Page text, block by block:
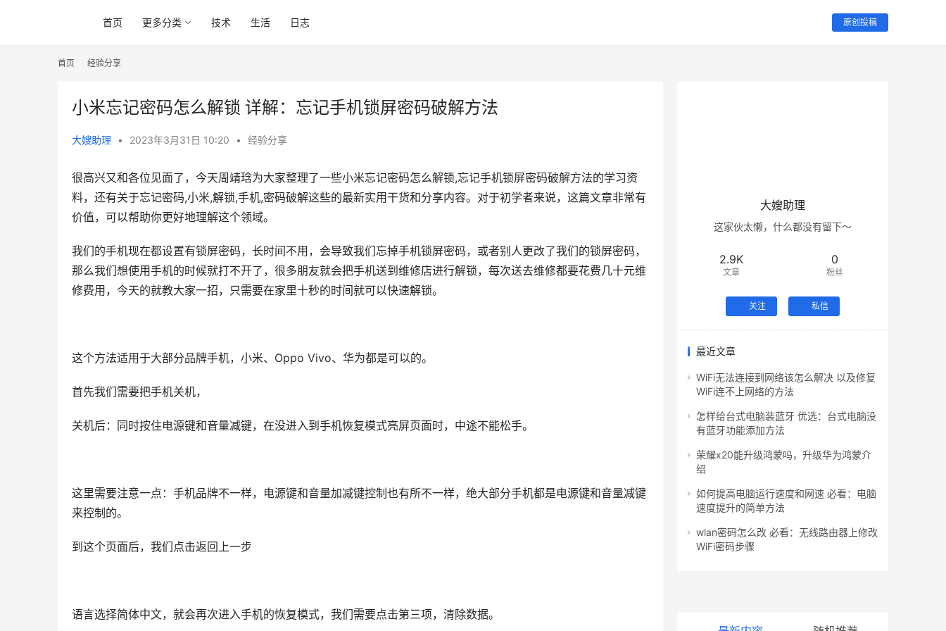
首页 更多分类 技术 生活 日志 原创投稿
首页 经验分享
小米忘记密码怎么解锁 详解：忘记手机锁屏密码破解方法
大嫂助理 • 2023年3月31日 10:20 • 经验分享
很高兴又和各位见面了，今天周靖琀为大家整理了一些小米忘记密码怎么解锁,忘记手机锁屏密码破解方法的学习资
料，还有关于忘记密码,小米,解锁,手机,密码破解这些的最新实用干货和分享内容。对于初学者来说，这篇文章非常有
价值，可以帮助你更好地理解这个领域。
我们的手机现在都设置有锁屏密码，长时间不用，会导致我们忘掉手机锁屏密码，或者别人更改了我们的锁屏密码，
那么我们想使用手机的时候就打不开了，很多朋友就会把手机送到维修店进行解锁，每次送去维修都要花费几十元维
修费用，今天的就教大家一招，只需要在家里十秒的时间就可以快速解锁。
这个方法适用于大部分品牌手机，小米、Oppo Vivo、华为都是可以的。
首先我们需要把手机关机，
关机后：同时按住电源键和音量减键，在没进入到手机恢复模式亮屏页面时，中途不能松手。
这里需要注意一点：手机品牌不一样，电源键和音量加减键控制也有所不一样，绝大部分手机都是电源键和音量减键
来控制的。
到这个页面后，我们点击返回上一步
语言选择简体中文，就会再次进入手机的恢复模式，我们需要点击第三项，清除数据。
大嫂助理
这家伙太懒，什么都没有留下～
2.9K
文章
0
粉丝
关注 私信
最近文章
WiFi无法连接到网络该怎么解决 以及修复
WiFi连不上网络的方法
怎样给台式电脑装蓝牙 优选：台式电脑没
有蓝牙功能添加方法
荣耀x20能升级鸿蒙吗，升级华为鸿蒙介
绍
如何提高电脑运行速度和网速 必看：电脑
速度提升的简单方法
wlan密码怎么改 必看：无线路由器上修改
WiFi密码步骤